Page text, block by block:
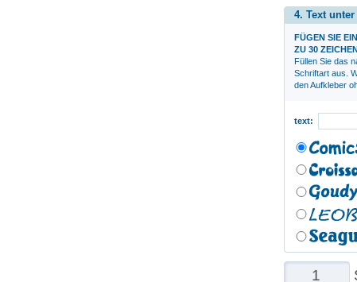
4. Text
FÜGEN SIE
ZU 30
Füllen Sie das
Schriftart aus.
den Aufkleber
text: